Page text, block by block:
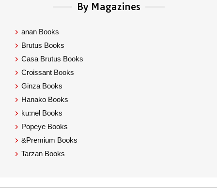
By Magazines
anan Books
Brutus Books
Casa Brutus Books
Croissant Books
Ginza Books
Hanako Books
ku:nel Books
Popeye Books
&Premium Books
Tarzan Books